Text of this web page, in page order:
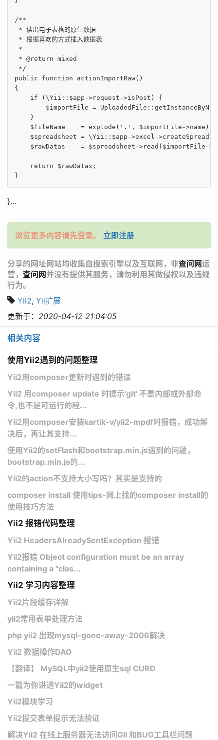
/**
* 读出电子表格的原生数据
* 根据喜欢的方式插入数据表
*
* @return mixed
*/
public
function actionImportRaw()
{
if (\Yii::$app->request->isPost) {
$importFile =
    }
    $fileName    = explode(
'.' , $importFile->name);
$spreadsheet = \Yii::$app->excel-
$rawDatas    = $spreadsheet->read($importFile-
return $rawDatas;
}
}...
浏览更多内容请先登录。 立即注册
分享的网址网站均收集自搜索引擎以及互联网，非查问网运
营， 查问网并没有提供其服务，请勿利用其做侵权以及违规
行为。
Yii2, Yii扩展
更新于： 2020-04-12 21:04:05
相关内容
使用Yii2遇到的问题整理
Yii2用composer更新时遇到的错误
Yii2 用composer update 时提示'git' 不是内部或外部命
令,也不是可运行的程...
Yii2​用composer安装kartik-v/yii2-mpdf时报错，成功解
决后，再让其支持...
使用Yii2的setFlash和bootstrap.min.js遇到的问题，
bootstrap.min.js的...
Yii2的action不支持大小写吗？其实是支持的
composer install 使用tips-网上找的composer install的
使用技巧方法
Yii2 报错代码整理
Yii2 HeadersAlreadySentException 报错
Yii2报错 Object configuration must be an array
containing a "clas...
Yii2 学习内容整理
Yii2片段缓存详解
yii2常用表单处理方法
php yii2 出现mysql-gone-away-2006解决
Yii2 数据操作DAO
【翻译】 MySQL中yii2使用原生sql CURD
一篇为你讲透Yii2的widget
Yii2模块学习
Yii2提交表单提示无法验证
解决Yii2 在线上服务器无法访问GII 和BUG工具栏问题